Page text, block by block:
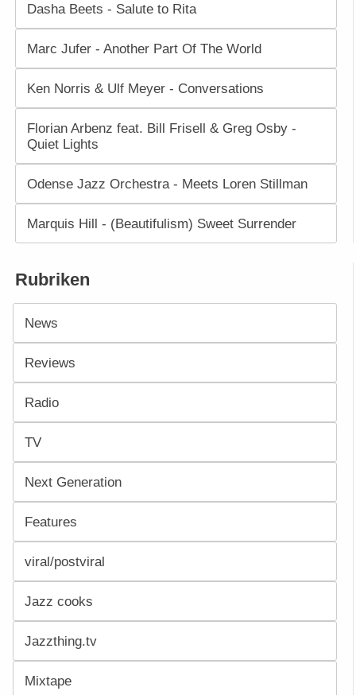
Dasha Beets - Salute to Rita
Marc Jufer - Another Part Of The World
Ken Norris & Ulf Meyer - Conversations
Florian Arbenz feat. Bill Frisell & Greg Osby -
Quiet Lights
Odense Jazz Orchestra - Meets Loren Stillman
Marquis Hill - (Beautifulism) Sweet Surrender
Rubriken
News
Reviews
Radio
TV
Next Generation
Features
viral/postviral
Jazz cooks
Jazzthing.tv
Mixtape